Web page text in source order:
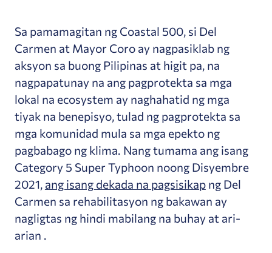
Sa pamamagitan ng Coastal 500, si Del
Carmen at Mayor Coro ay nagpasiklab ng
aksyon sa buong Pilipinas at higit pa, na
nagpapatunay na ang pagprotekta sa mga
lokal na ecosystem ay naghahatid ng mga
tiyak na benepisyo, tulad ng pagprotekta sa
mga komunidad mula sa mga epekto ng
pagbabago ng klima. Nang tumama ang isang
Category 5 Super Typhoon noong Disyembre
2021, ang isang dekada na pagsisikap ng Del
Carmen sa rehabilitasyon ng bakawan ay
nagligtas ng hindi mabilang na buhay at ari-
arian .